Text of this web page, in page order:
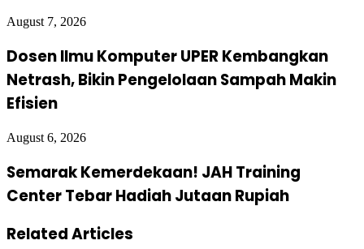
August 7, 2026
Dosen Ilmu Komputer UPER Kembangkan
Netrash, Bikin Pengelolaan Sampah Makin
Efisien
August 6, 2026
Semarak Kemerdekaan! JAH Training
Center Tebar Hadiah Jutaan Rupiah
Related Articles